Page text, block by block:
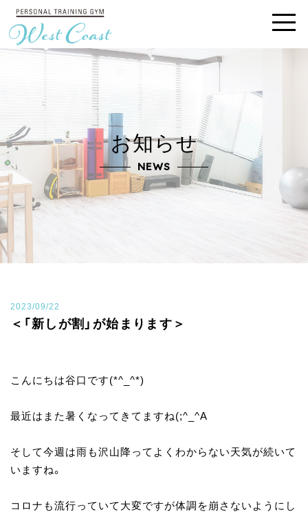
お知らせ
NEWS
2023/09/22
＜「新しが割」が始まります＞
こんにちは谷口です(*^_^*)
最近はまた暑くなってきてますね(;^_^A
そして今週は雨も沢山降ってよくわからない天気が続いて
いますね。
コロナも流行っていて大変ですが体調を崩さないようにし